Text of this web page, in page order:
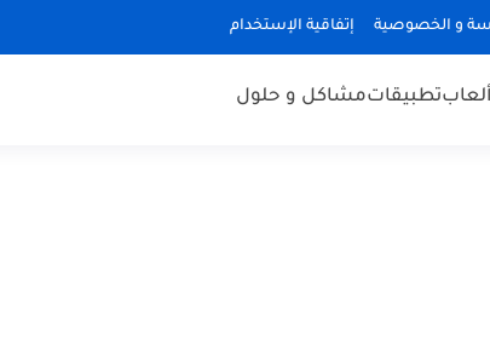
و الخصوصية إتفاقية الإستخدام
ألعابتطبيقاتمشاكل و حلول